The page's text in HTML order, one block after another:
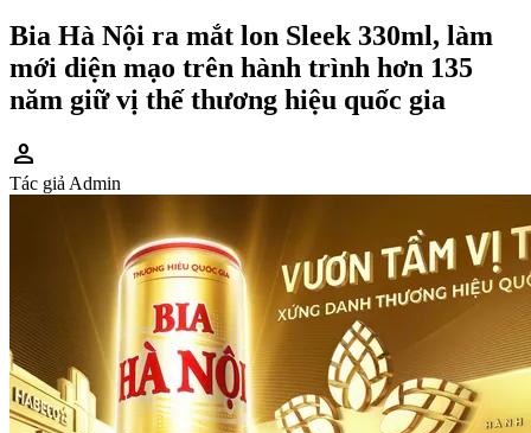
Bia Hà Nội ra mắt lon Sleek 330ml, làm
mới diện mạo trên hành trình hơn 135
năm giữ vị thế thương hiệu quốc gia
person
Tác giả Admin